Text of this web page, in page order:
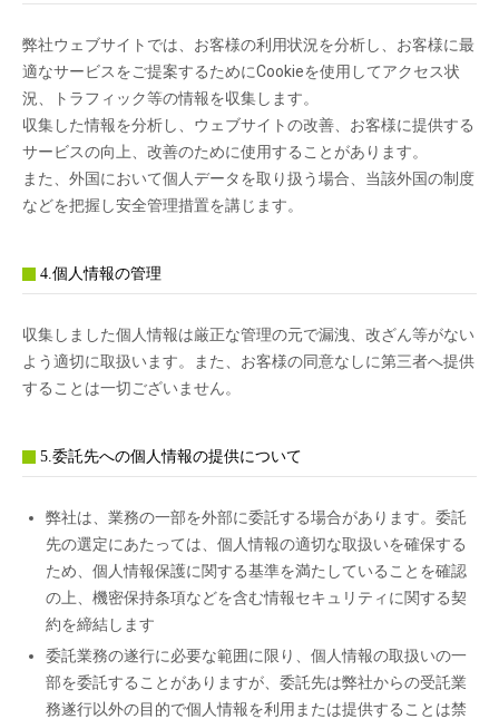
弊社ウェブサイトでは、お客様の利用状況を分析し、お客様に最
適なサービスをご提案するためにCookieを使用してアクセス状
況、トラフィック等の情報を収集します。
収集した情報を分析し、ウェブサイトの改善、お客様に提供する
サービスの向上、改善のために使用することがあります。
また、外国において個人データを取り扱う場合、当該外国の制度
などを把握し安全管理措置を講じます。
4.個人情報の管理
収集しました個人情報は厳正な管理の元で漏洩、改ざん等がない
よう適切に取扱います。また、お客様の同意なしに第三者へ提供
することは一切ございません。
5.委託先への個人情報の提供について
弊社は、業務の一部を外部に委託する場合があります。委託
先の選定にあたっては、個人情報の適切な取扱いを確保する
ため、個人情報保護に関する基準を満たしていることを確認
の上、機密保持条項などを含む情報セキュリティに関する契
約を締結します
委託業務の遂行に必要な範囲に限り、個人情報の取扱いの一
部を委託することがありますが、委託先は弊社からの受託業
務遂行以外の目的で個人情報を利用または提供することは禁